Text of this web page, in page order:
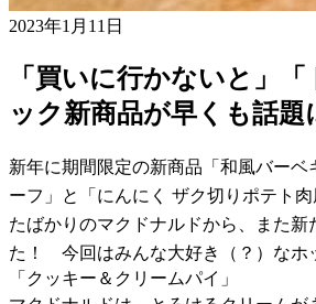
2023年1月11日
「買いに行かないと」
ック新商品が早くも話題
新年に期間限定の新商品「和風バーベ
ーフ」と「にんにく ザク切りポテト
たばかりのマクドナルドから、また新
た！ 今回はみんな大好き（？）なホ
「クッキー＆クリームパイ」